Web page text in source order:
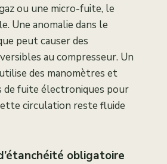
ou une micro-fuite, le
Une anomalie dans le
peut causer des
au compresseur. Un
des manomètres et
de fuite électroniques pour
circulation reste fluide
obligatoire